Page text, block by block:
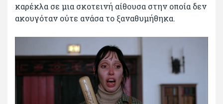
καρέκλα σε μια σκοτεινή αίθουσα στην οποία δεν
ακουγόταν ούτε ανάσα το ξαναθυμήθηκα.